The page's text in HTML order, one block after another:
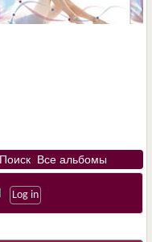
Поиск Все альбомы